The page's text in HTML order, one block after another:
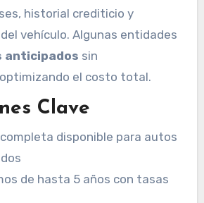
historial crediticio y
vehículo. Algunas entidades
anticipados sin
el costo total.
Clave
disponible para autos
de hasta 5 años con tasas